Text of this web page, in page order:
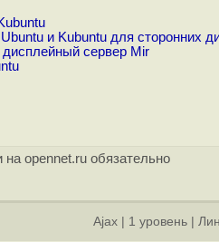
и Kubuntu для сторонних
сервер Mir
на opennet.ru обязательно
Ajax 1 уровень